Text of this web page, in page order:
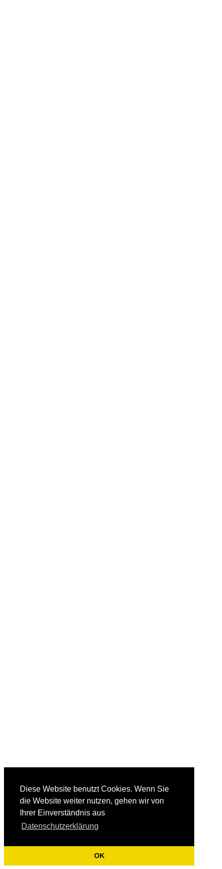
Diese Website benutzt Cookies. Wenn Sie
die Website weiter nutzen, gehen wir von
Ihrer Einverständnis aus
Datenschutzerklärung
OK